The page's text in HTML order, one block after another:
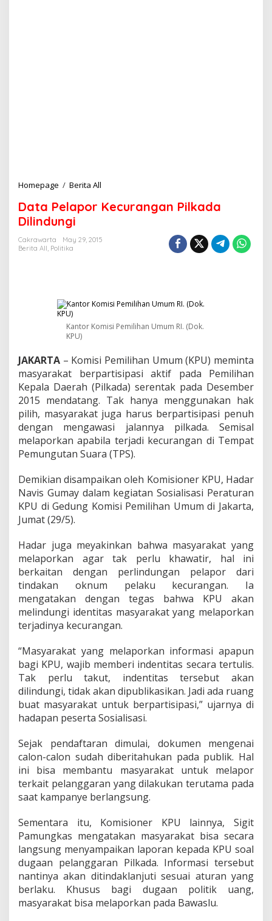
Homepage / Berita All
t
e
K
c
a
n
g
a
P
i
l
k
a
a
D
i
l
d
u
n
g
i
Data Pelapor Kecurangan Pilkada
Dilindungi
Cakrawarta
May 29, 2015
Berita All, Politika
Kantor Komisi Pemilihan Umum RI. (Dok.
KPU)
JAKARTA – Komisi Pemilihan Umum (KPU) meminta
masyarakat berpartisipasi aktif pada Pemilihan
Kepala Daerah (Pilkada) serentak pada Desember
2015 mendatang. Tak hanya menggunakan hak
pilih, masyarakat juga harus berpartisipasi penuh
dengan mengawasi jalannya pilkada. Semisal
melaporkan apabila terjadi kecurangan di Tempat
Pemungutan Suara (TPS).
Demikian disampaikan oleh Komisioner KPU, Hadar
Navis Gumay dalam kegiatan Sosialisasi Peraturan
KPU di Gedung Komisi Pemilihan Umum di Jakarta,
Jumat (29/5).
Hadar juga meyakinkan bahwa masyarakat yang
melaporkan agar tak perlu khawatir, hal ini
berkaitan dengan perlindungan pelapor dari
tindakan oknum pelaku kecurangan. Ia
mengatakan dengan tegas bahwa KPU akan
melindungi identitas masyarakat yang melaporkan
terjadinya kecurangan.
“Masyarakat yang melaporkan informasi apapun
bagi KPU, wajib memberi indentitas secara tertulis.
Tak perlu takut, indentitas tersebut akan
dilindungi, tidak akan dipublikasikan. Jadi ada ruang
buat masyarakat untuk berpartisipasi,” ujarnya di
hadapan peserta Sosialisasi.
Sejak pendaftaran dimulai, dokumen mengenai
calon-calon sudah diberitahukan pada publik. Hal
ini bisa membantu masyarakat untuk melapor
terkait pelanggaran yang dilakukan terutama pada
saat kampanye berlangsung.
Sementara itu, Komisioner KPU lainnya, Sigit
Pamungkas mengatakan masyarakat bisa secara
langsung menyampaikan laporan kepada KPU soal
dugaan pelanggaran Pilkada. Informasi tersebut
nantinya akan ditindaklanjuti sesuai aturan yang
berlaku. Khusus bagi dugaan politik uang,
masyarakat bisa melaporkan pada Bawaslu.